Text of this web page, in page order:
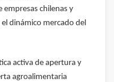
chilenas y
dinámico mercado del
activa de apertura y
agroalimentaria